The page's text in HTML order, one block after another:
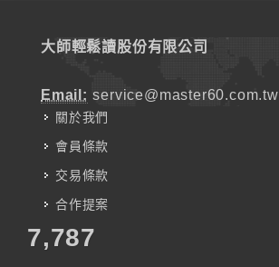
大師輕鬆讀股份有限公司
Email: service@master60.com.tw
關於我們
會員條款
交易條款
合作提案
7,787